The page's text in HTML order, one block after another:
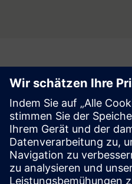
Building X
360°-Betrachter
Operations Manager